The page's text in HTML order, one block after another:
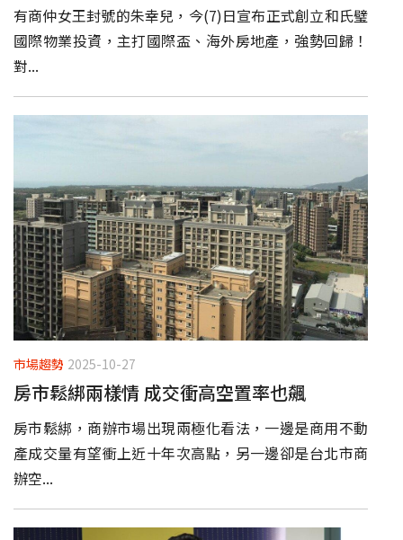
有商仲女王封號的朱幸兒，今(7)日宣布正式創立和氏璧
國際物業投資，主打國際盃、海外房地產，強勢回歸！
對...
市場趨勢 2025-10-27
房市鬆綁兩樣情 成交衝高空置率也飆
房市鬆綁，商辦市場出現兩極化看法，一邊是商用不動
產成交量有望衝上近十年次高點，另一邊卻是台北市商
辦空...